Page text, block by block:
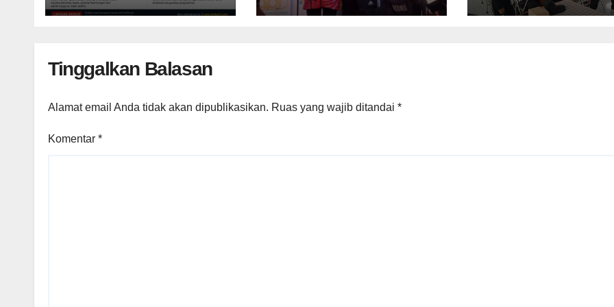
Menekan Harga
Tinggalkan Balasan
Alamat email Anda tidak akan dipublikasikan. Ruas yang wajib ditandai *
Komentar *